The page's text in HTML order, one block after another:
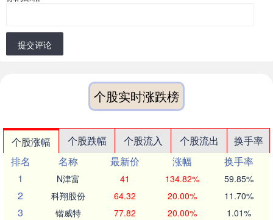
提交评论
个股实时涨跌榜
个股涨幅 个股跌幅 个股流入 个股流出
换手率
排名
名称 最新价 涨幅
换手率
1
N津富 41 134.82% 59.85%
2 科翔股份 64.32 20.00% 11.70%
3 锴威特 77.82 20.00% 1.01%